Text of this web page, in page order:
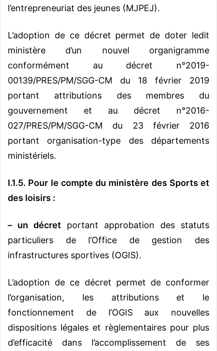
l’entrepreneuriat des jeunes (MJPEJ).
L’adoption de ce décret permet de doter ledit
ministère d’un nouvel organigramme
conformément au décret n°2019-
00139/PRES/PM/SGG-CM du 18 février 2019
portant attributions des membres du
gouvernement et au décret n°2016-
027/PRES/PM/SGG-CM du 23 février 2016
portant organisation-type des départements
ministériels.
I.1.5. Pour le compte du ministère des Sports et
des loisirs :
– un décret portant approbation des statuts
particuliers de l’Office de gestion des
infrastructures sportives (OGIS).
L’adoption de ce décret permet de conformer
l’organisation, les attributions et le
fonctionnement de l’OGIS aux nouvelles
dispositions légales et règlementaires pour plus
d’efficacité dans l’accomplissement de ses